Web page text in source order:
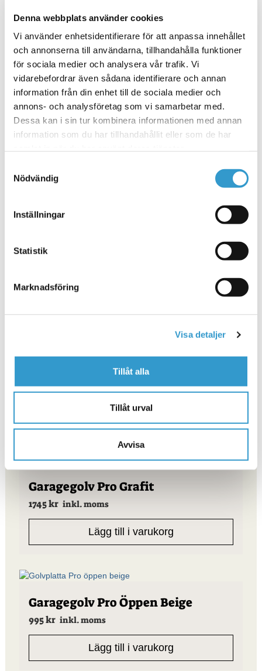
Denna webbplats använder cookies
Vi använder enhetsidentifierare för att anpassa innehållet
och annonserna till användarna, tillhandahålla funktioner
för sociala medier och analysera vår trafik. Vi
vidarebefordrar även sådana identifierare och annan
information från din enhet till de sociala medier och
annons- och analysföretag som vi samarbetar med.
Dessa kan i sin tur kombinera informationen med annan
information som du har tillhandahållit eller som de har
Nödvändig
Inställningar
Statistik
Marknadsföring
Visa detaljer
Tillåt alla
Tillåt urval
Avvisa
De
olika
alternativen
väljas
på
produktsidan
Logga på garagegolvet (Industry)
från 499kr inkl. moms
Välj alternativ
Den
här
produkten
har
flera
De
olika
kan
produktsidan
589kr inkl. moms
Relaterade produkter
Kantstycken med ögla(UTGÅTT)
Garagegolv Pro Grafit
1745kr inkl. moms
Lägg till i varukorg
Garagegolv Pro Öppen Beige
995kr inkl. moms
Lägg till i varukorg